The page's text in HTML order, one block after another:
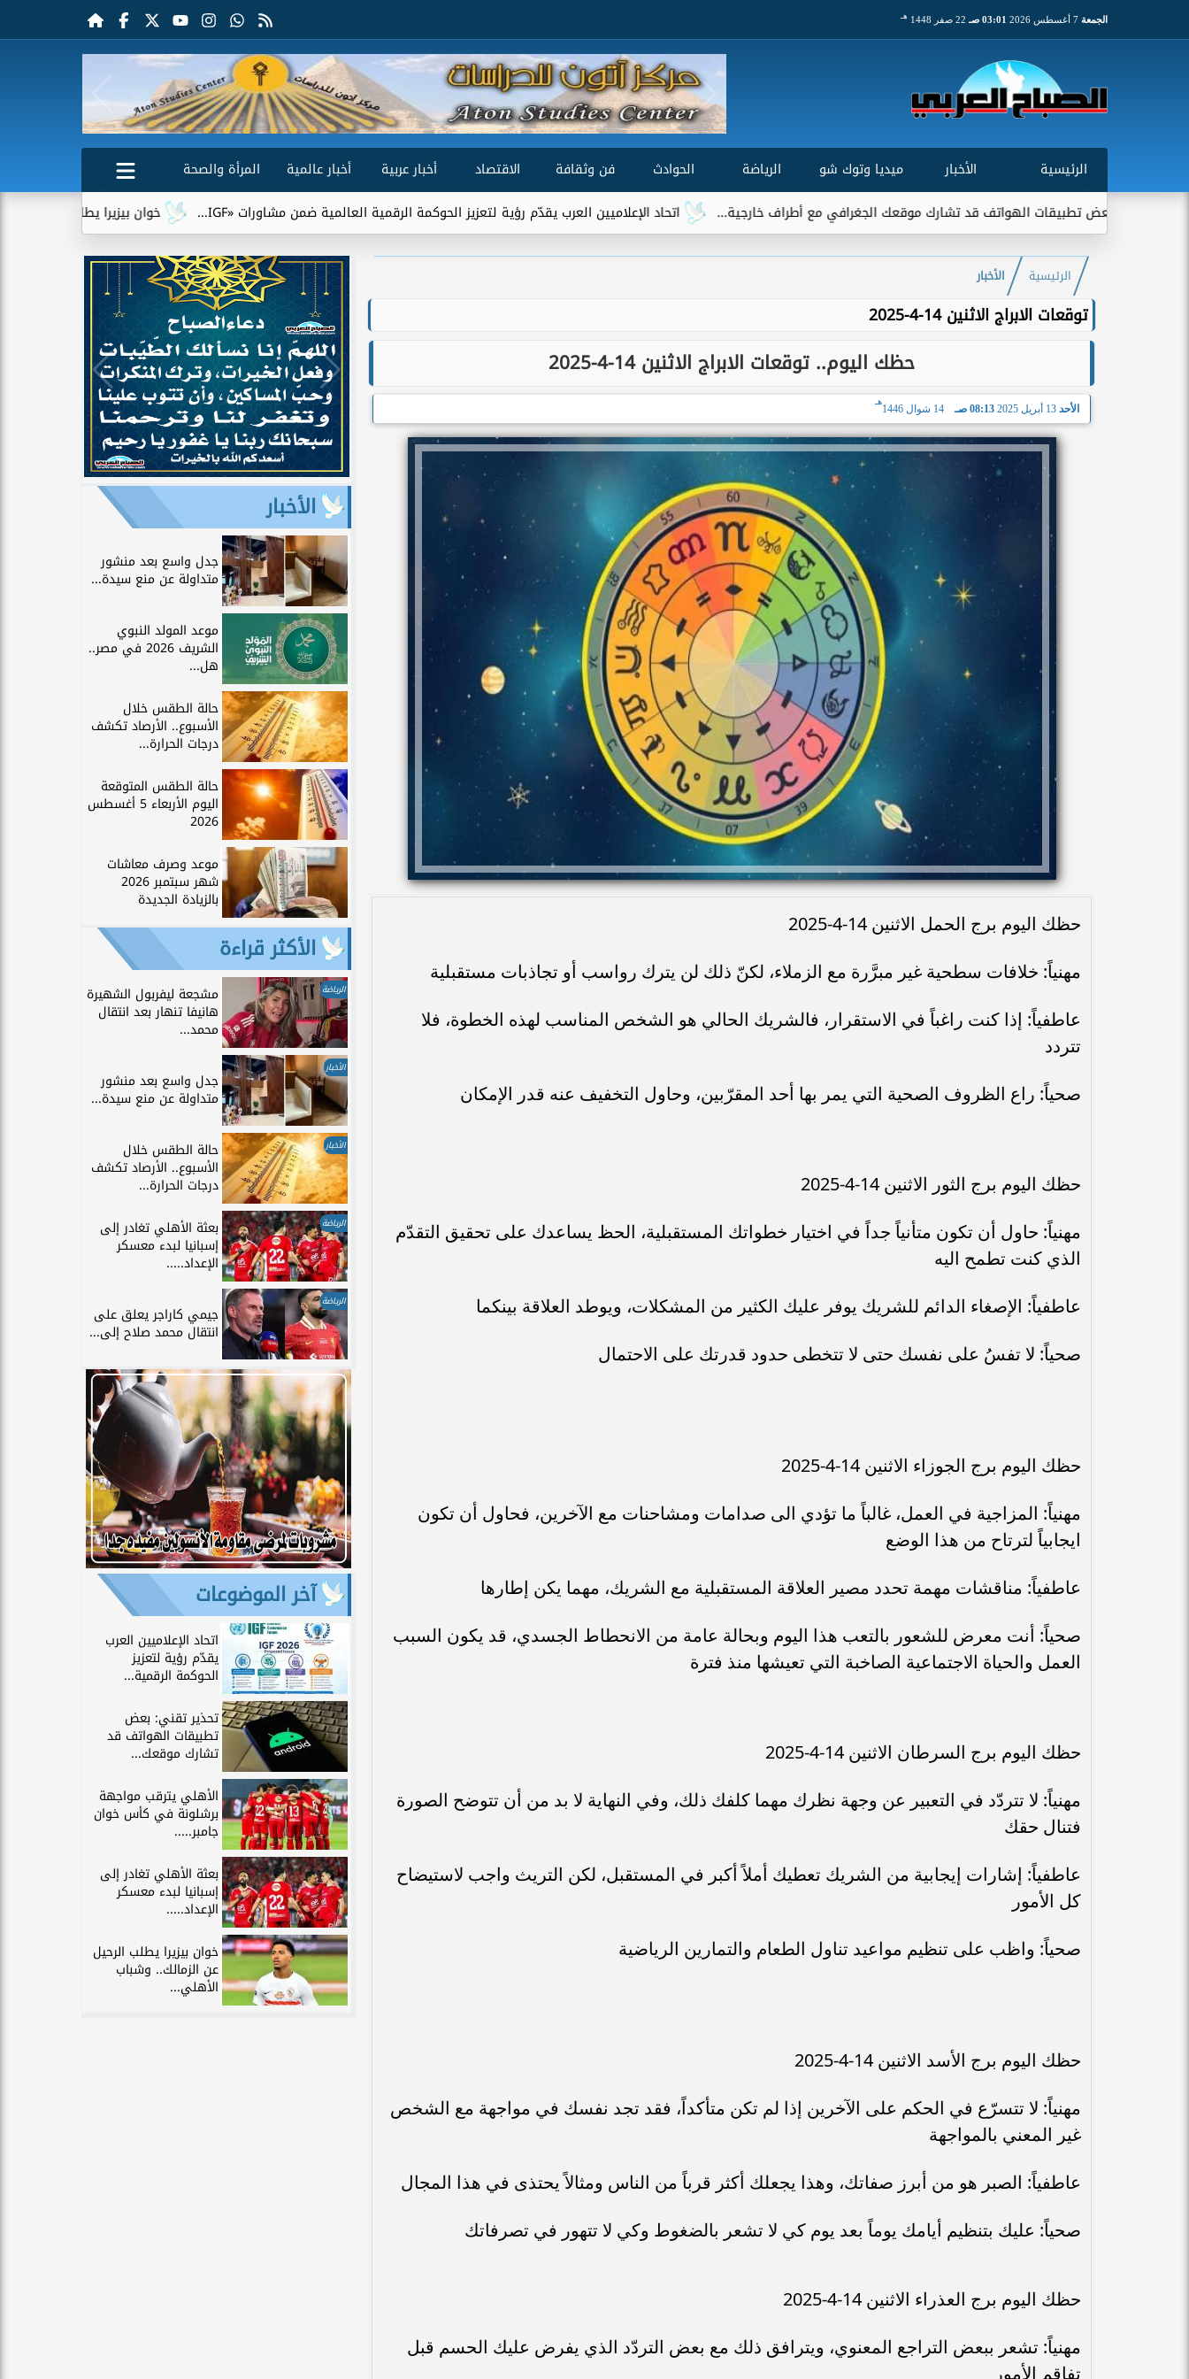
الجمعة 03:01 صـ 22 صفر 1448 هـ
الرئيسية الأخبار ميديا وتوك شو الرياضة الحوادث فن وثقافة الاقتصاد أخبار عربية أخبار عالمية
المرأة والصحة
خوان بيزيرا يطلب الرحيل عن الزمالك..
اتحاد الإعلاميين العرب يقدّم رؤية لتعزيز الحوكمة الرقمية العالمية ضمن مشاورات «IGF... بعض تطبيقات الهواتف قد تشارك موقعك الجغرافي مع أطراف خارجية...
الرئيسية الأخبار
توقعات الابراج الاثنين 14-4-2025
حظك اليوم.. توقعات الابراج الاثنين 14-4-2025
الأحد 13 أبريل 2025 08:13 صـ 14 شوال 1446
هـ
حظك اليوم برج الحمل الاثنين 14-4-2025
مهنياً: خلافات سطحية غير مبرَّرة مع الزملاء، لكنّ ذلك لن يترك رواسب أو تجاذبات مستقبلية
عاطفياً: إذا كنت راغباً في الاستقرار، فالشريك الحالي هو الشخص المناسب لهذه الخطوة، فلا
تتردد
صحياً: راع الظروف الصحية التي يمر بها أحد المقرّبين، وحاول التخفيف عنه قدر الإمكان
حظك اليوم برج الثور الاثنين 14-4-2025
مهنياً: حاول أن تكون متأنياً جداً في اختيار خطواتك المستقبلية، الحظ يساعدك على تحقيق التقدّم
الذي كنت تطمح اليه
عاطفياً: الإصغاء الدائم للشريك يوفر عليك الكثير من المشكلات، ويوطد العلاقة بينكما
صحياً: لا تفسُ على نفسك حتى لا تتخطى حدود قدرتك على الاحتمال
حظك اليوم برج الجوزاء الاثنين 14-4-2025
مهنياً: المزاجية في العمل، غالباً ما تؤدي الى صدامات ومشاحنات مع الآخرين، فحاول أن تكون
ايجابياً لترتاح من هذا الوضع
عاطفياً: مناقشات مهمة تحدد مصير العلاقة المستقبلية مع الشريك، مهما يكن إطارها
صحياً: أنت معرض للشعور بالتعب هذا اليوم وبحالة عامة من الانحطاط الجسدي، قد يكون السبب
العمل والحياة الاجتماعية الصاخبة التي تعيشها منذ فترة
حظك اليوم برج السرطان الاثنين 14-4-2025
مهنياً: لا تتردّد في التعبير عن وجهة نظرك مهما كلفك ذلك، وفي النهاية لا بد من أن تتوضح الصورة
فتنال حقك
عاطفياً: إشارات إيجابية من الشريك تعطيك أملاً أكبر في المستقبل، لكن التريث واجب لاستيضاح
كل الأمور
صحياً: واظب على تنظيم مواعيد تناول الطعام والتمارين الرياضية
حظك اليوم برج الأسد الاثنين 14-4-2025
مهنياً: لا تتسرّع في الحكم على الآخرين إذا لم تكن متأكداً، فقد تجد نفسك في مواجهة مع الشخص
غير المعني بالمواجهة
عاطفياً: الصبر هو من أبرز صفاتك، وهذا يجعلك أكثر قرباً من الناس ومثالاً يحتذى في هذا المجال
صحياً: عليك بتنظيم أيامك يوماً بعد يوم كي لا تشعر بالضغوط وكي لا تتهور في تصرفاتك
حظك اليوم برج العذراء الاثنين 14-4-2025
مهنياً: تشعر ببعض التراجع المعنوي، ويترافق ذلك مع بعض التردّد الذي يفرض عليك الحسم قبل
تفاقم الأمور
الأخبار
جدل واسع بعد منشور
متداولة عن منع سيدة...
موعد المولد النبوي
الشريف 2026 في مصر..
هل...
حالة الطقس خلال
الأسبوع.. الأرصاد تكشف
درجات الحرارة...
حالة الطقس المتوقعة
اليوم الأربعاء 5 أغسطس
2026
موعد وصرف معاشات
شهر سبتمبر 2026
بالزيادة الجديدة
الأكثر قراءة
الرياضة مشجعة ليفربول الشهيرة
هانيفا تنهار بعد انتقال
محمد...
الأخبار
جدل واسع بعد منشور
متداولة عن منع سيدة...
الأخبار حالة الطقس خلال
الأسبوع.. الأرصاد تكشف
درجات الحرارة...
الرياضة بعثة الأهلي تغادر إلى
إسبانيا لبدء معسكر
الإعداد.....
الرياضة
جيمي كاراجر يعلق على
انتقال محمد صلاح إلى...
آخر الموضوعات
اتحاد الإعلاميين العرب
يقدّم رؤية لتعزيز
الحوكمة الرقمية...
تحذير تقني: بعض
تطبيقات الهواتف قد
تشارك موقعك...
الأهلي يترقب مواجهة
برشلونة في كأس خوان
جامبر.....
بعثة الأهلي تغادر إلى
إسبانيا لبدء معسكر
الإعداد.....
خوان بيزيرا يطلب الرحيل
عن الزمالك.. وشباب
الأهلي...